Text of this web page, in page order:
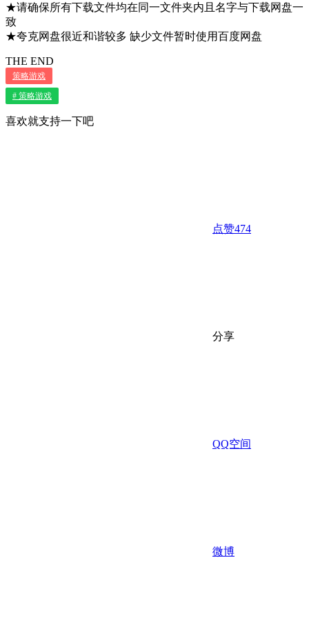
★请确保所有下载文件均在同一文件夹内且名字与下载网盘一
致
★夸克网盘很近和谐较多 缺少文件暂时使用百度网盘
THE END
策略游戏
# 策略游戏
喜欢就支持一下吧
点赞474
分享
QQ空间
微博